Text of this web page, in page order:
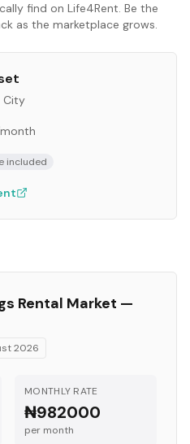
find on Life4Rent. Be the
as the marketplace grows.
City
included
Rental Market —
2026
MONTHLY RATE
₦982000
per month